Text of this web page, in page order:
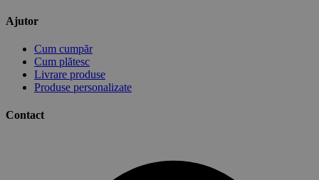
Ajutor
Cum cumpăr
Cum plătesc
Livrare produse
Produse personalizate
Contact